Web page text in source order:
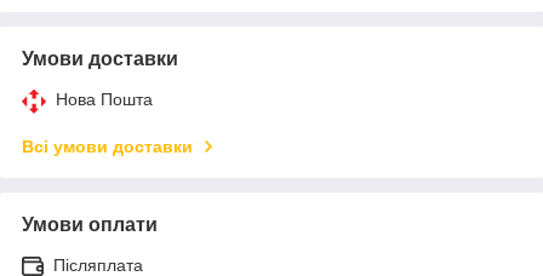
Умови доставки
Нова Пошта
Всі умови доставки
Умови оплати
Післяплата